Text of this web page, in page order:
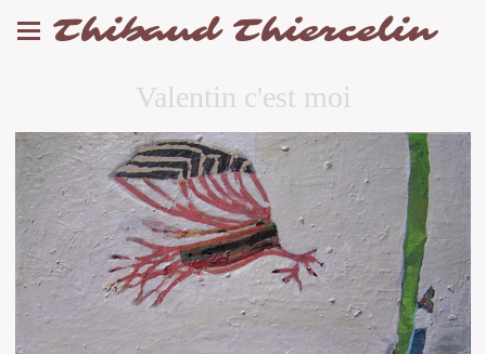
Thibaud Thiercelin
Valentin c'est moi